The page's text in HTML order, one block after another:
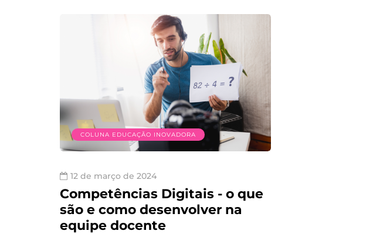
COLUNA EDUCAÇÃO INOVADORA
12 de março de 2024
Competências Digitais - o que
são e como desenvolver na
equipe docente